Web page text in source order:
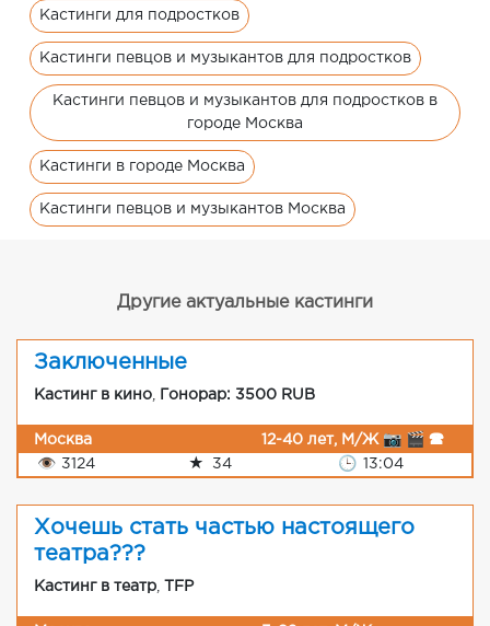
Кастинги для подростков
Кастинги певцов и музыкантов для подростков
Кастинги певцов и музыкантов для подростков в
городе Москва
Кастинги в городе Москва
Кастинги певцов и музыкантов Москва
Другие актуальные кастинги
Заключенные
Кастинг в кино Гонорар: 3500 RUB
Москва
12-40 лет, М/Ж 📷 🎬 🕿
👁 3124 ★ 34 🕒 13:04
Хочешь стать частью настоящего
театра???
Кастинг в театр TFP